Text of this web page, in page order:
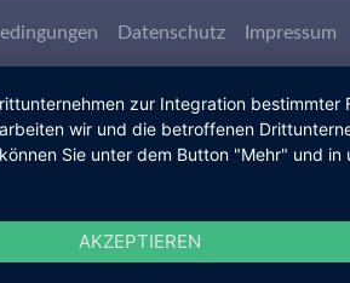
Datenschutz Impressum
zur Integration
wir und die betroffenen
Sie unter dem Button "Mehr" und
AKZEPTIEREN